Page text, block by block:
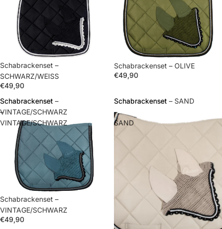
Schabrackenset –
SCHWARZ/WEISS
€49,90
Schabrackenset – OLIVE
€49,90
Schabrackenset
–
VINTAGE/SCHWARZ
Schabrackenset –
VINTAGE/SCHWARZ
Schabrackenset –
VINTAGE/SCHWARZ
€49,90
Schabrackenset
–
SAND
Schabrackenset – SAND